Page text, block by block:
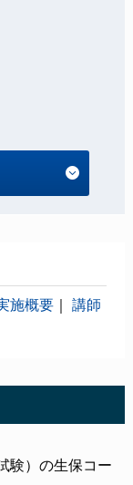
施概要｜ 講師
験）の生保コー